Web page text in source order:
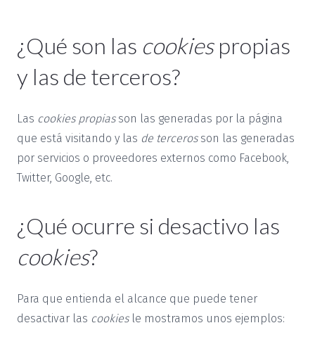
¿Qué son las cookiespropias
y las de terceros?
Las cookies propiasson las generadas por la página
que está visitando y las de tercerosson las generadas
por servicios o proveedores externos como Facebook,
Twitter, Google, etc.
¿Qué ocurre si desactivo las
cookies?
Para que entienda el alcance que puede tener
desactivar las cookiesle mostramos unos ejemplos: